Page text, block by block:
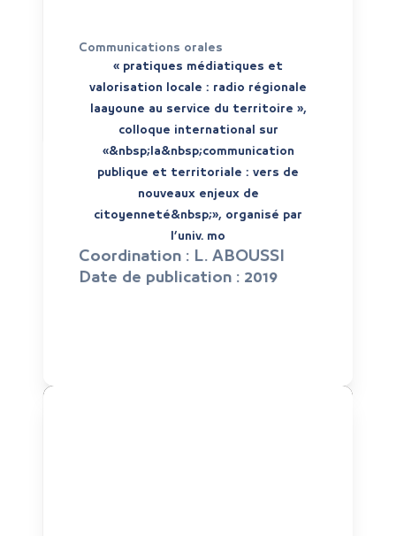
Communications orales
« pratiques médiatiques et
valorisation locale : radio régionale
laayoune au service du territoire »,
colloque international sur
«&nbsp;la&nbsp;communication
publique et territoriale : vers de
nouveaux enjeux de
citoyenneté&nbsp;», organisé par
l’univ. mo
Coordination : L. ABOUSSI
Date de publication : 2019